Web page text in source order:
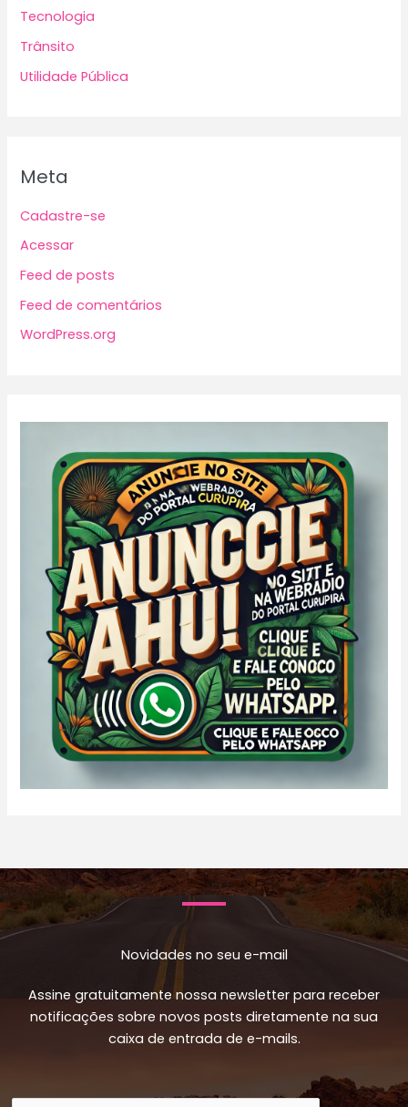
Tecnologia
Trânsito
Utilidade Pública
Meta
Cadastre-se
Acessar
Feed de posts
Feed de comentários
WordPress.org
Novidades no seu e-mail
Assine gratuitamente nossa newsletter para receber
notificações sobre novos posts diretamente na sua
caixa de entrada de e-mails.